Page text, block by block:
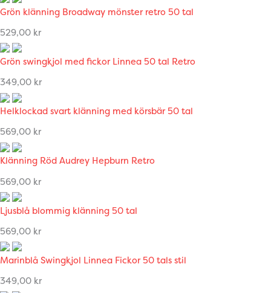
Grön klänning Broadway mönster retro 50 tal
529,00 kr
Grön swingkjol med fickor Linnea 50 tal Retro
349,00 kr
Helklockad svart klänning med körsbär 50 tal
569,00 kr
Klänning Röd Audrey Hepburn Retro
569,00 kr
Ljusblå blommig klänning 50 tal
569,00 kr
Marinblå Swingkjol Linnea Fickor 50 tals stil
349,00 kr